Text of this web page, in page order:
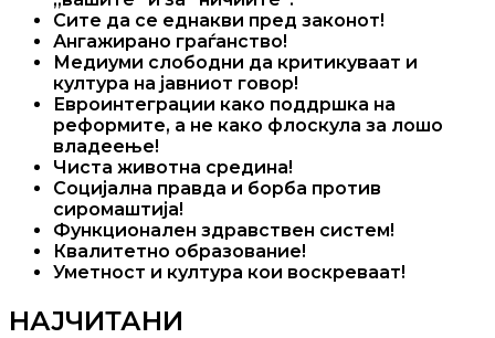
Сите да се еднакви пред законот!
Ангажирано граѓанство!
Медиуми слободни да критикуваат и
култура на јавниот говор!
Евроинтеграции како поддршка на
реформите, а не како флоскула за лошо
владеење!
Чиста животна средина!
Социјална правда и борба против
сиромаштија!
Функционален здравствен систем!
Квалитетно образование!
Уметност и култура кои воскреваат!
НАЈЧИТАНИ